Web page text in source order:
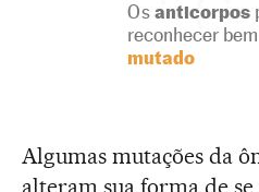
Os anticorpos
reconhecer
mutado
Algumas mutações da